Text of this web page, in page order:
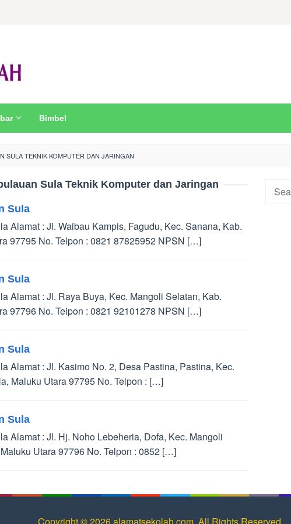
Bimbel
SULA TEKNIK KOMPUTER DAN JARINGAN
Sula Teknik Komputer dan Jaringan
Sula
Alamat : Jl. Waibau Kampis, Fagudu, Kec. Sanana, Kab.
97795 No. Telpon : 0821 87825952 NPSN […]
Sula
Alamat : Jl. Raya Buya, Kec. Mangoli Selatan, Kab.
97796 No. Telpon : 0821 92101278 NPSN […]
Sula
Alamat : Jl. Kasimo No. 2, Desa Pastina, Pastina, Kec.
Maluku Utara 97795 No. Telpon : […]
Sula
Alamat : Jl. Hj. Noho Lebeheria, Dofa, Kec. Mangoli
Utara 97796 No. Telpon : 0852 […]